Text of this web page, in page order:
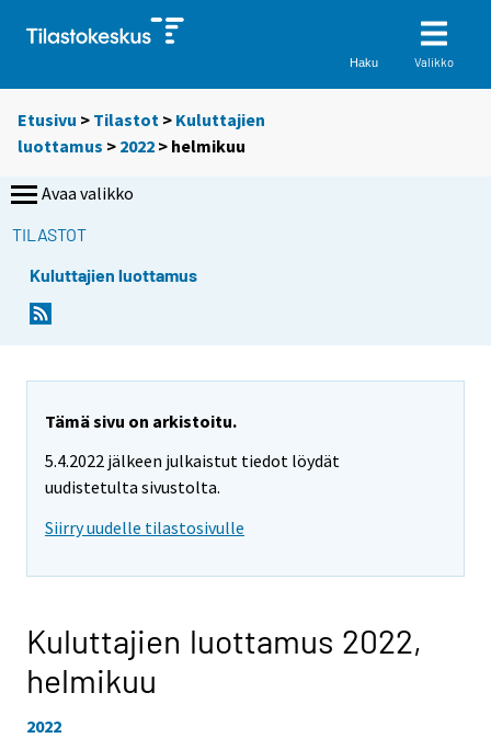
Haku Valikko
Etusivu > Tilastot > Kuluttajien
luottamus > 2022 > helmikuu
Avaa valikko
TILASTOT
Kuluttajien luottamus
Tämä sivu on arkistoitu.
5.4.2022 jälkeen julkaistut tiedot löydät
uudistetulta sivustolta.
Siirry uudelle tilastosivulle
Kuluttajien luottamus 2022,
helmikuu
2022